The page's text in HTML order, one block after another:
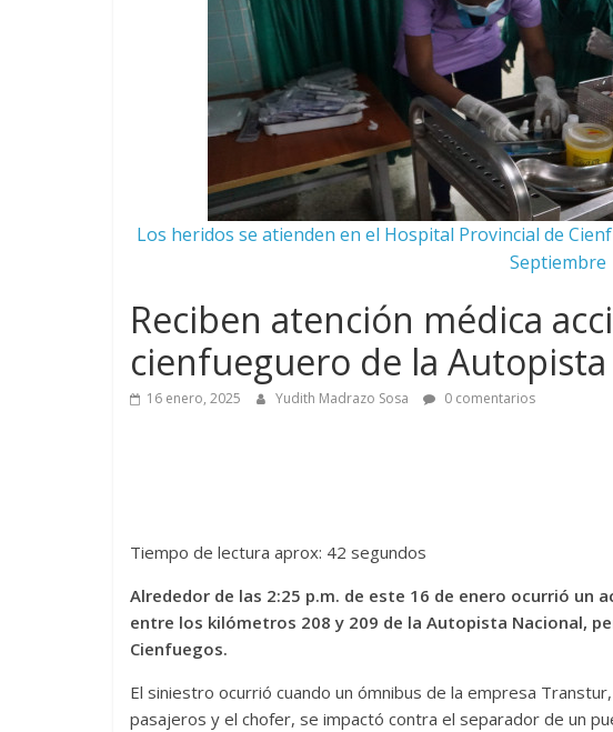
Los heridos se atienden en el Hospital Provincial de
Septiembre
Reciben atención médica
cienfueguero de la
16 enero, 2025 Yudith Madrazo Sosa 0 comentarios
Tiempo de lectura aprox: 42 segundos
Alrededor de las 2:25 p.m. de este 16 de enero ocurrió un
entre los kilómetros 208 y 209 de la Autopista Nacional,
Cienfuegos.
El siniestro ocurrió cuando un ómnibus de la empresa
pasajeros y el chofer, se impactó contra el separador de un